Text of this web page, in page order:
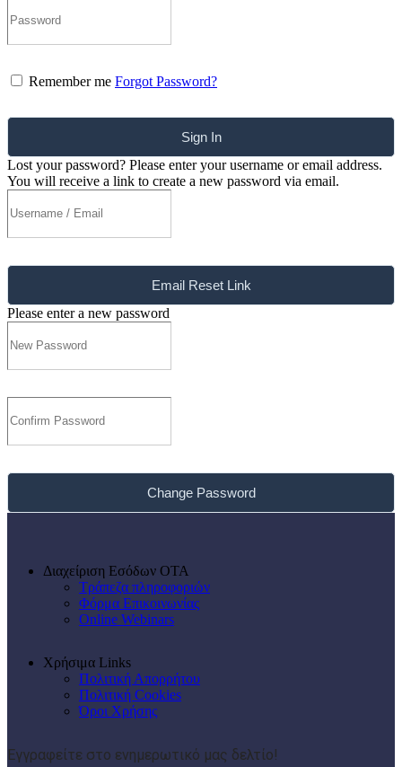
Remember me Forgot Password?
Sign In
Lost your password? Please enter your username or email address.
You will receive a link to create a new password via email.
Email Reset Link
Please enter a new password
Change Password
Διαχείριση Εσόδων ΟΤΑ
Τράπεζα πληροφοριών
Φόρμα Επικοινωνίας
Online Webinars
Χρήσιμα Links
Πολιτική Απορρήτου
Πολιτική Cookies
Όροι Χρήσης
Εγγραφείτε στο ενημερωτικό μας δελτίο!